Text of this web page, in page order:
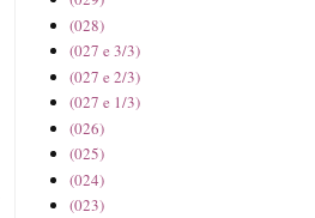
(028)
(027 e 3/3)
(027 e 2/3)
(027 e 1/3)
(026)
(025)
(024)
(023)